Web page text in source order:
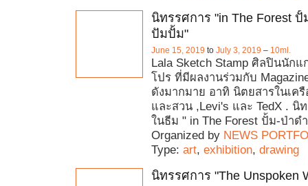
นิทรรศการ "in The Forest
ปัมปั้ม"
June 15, 2019 to July 3, 2019 – 10ml.
Lala Sketch Stamp ศิลปินนักแ
โปร ที่มีผลงานร่วมกับ
ดังมากมาย อาทิ นิตยสารในเค
และสวน ,Levi's และ TedX . นิ
ในธีม " in The Forest ปั้ม-ป่าด
Organized by NEWS
Type: art, exhibition, drawing
นิทรรศการ "The Unspoken